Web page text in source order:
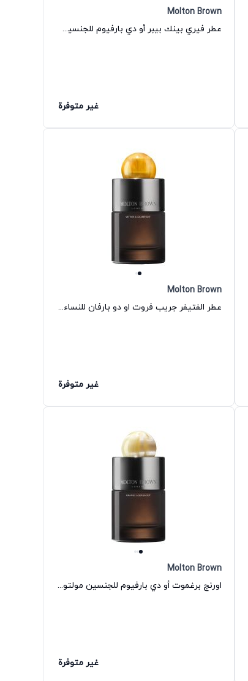
Molton Brown
عطر فيري بينك بيبر أو دي بارفيوم للجنسين مولتون براون
غير متوفرة
Molton Brown
عطر الفتيفر جريب فروت او دو بارفان للنساء والرجال من مولتون براون
غير متوفرة
Molton Brown
اورنج برغموت أو دي بارفيوم للجنسين مولتون براون
غير متوفرة